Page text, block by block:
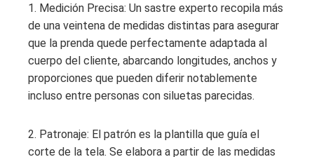
1. Medición Precisa: Un sastre experto recopila más
de una veintena de medidas distintas para asegurar
que la prenda quede perfectamente adaptada al
cuerpo del cliente, abarcando longitudes, anchos y
proporciones que pueden diferir notablemente
incluso entre personas con siluetas parecidas.
2. Patronaje: El patrón es la plantilla que guía el
corte de la tela. Se elabora a partir de las medidas